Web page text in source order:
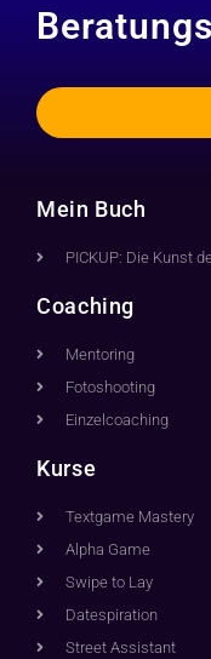
Mein Buch
PICKUP: Die Kunst
Coaching
Mentoring
Fotoshooting
Einzelcoaching
Kurse
Textgame Mastery
Alpha Game
Swipe to Lay
Datespiration
Street Assistant